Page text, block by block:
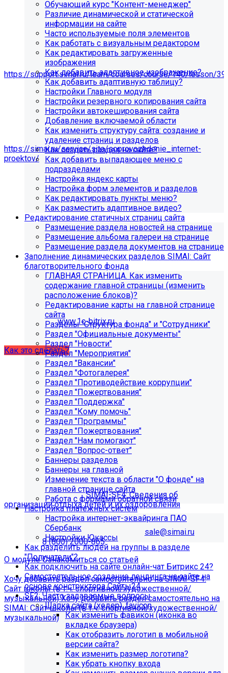
Мы подготовили чек-лист администратора сайта:
https://support.simai.ru/learn/courses/course/140/lesson/
Рекомендуем придерживаться регламента выполнения
этих работ — это помогает поддерживать сайт в
стабильном и безопасном состоянии.
Если у вас нет технических специалистов, вы можете
передать сайт на техническую поддержку нам:
https://simai.ru/service/site/soprovozhdenie_internet-
proektov/
Это выгодно, потому что вы получаете команду
экспертов вместо одного сотрудника: мы берём на себя
регулярные обновления и контроль работоспособности,
быстрее реагируем на сбои, снижаем риски простоев и
уязвимостей, а вам не нужно тратить время и бюджет на
поиск, обучение и удержание специалистов.
Проверьте адрес сервера
обновлений!
Из-за неправильного адреса обновлений может
некорректно отображаться срок действия лицензии.
Убедитесь, что в настройках «Главного модуля»
указан адрес:www.1c-bitrix.ru.
Затем запустите обновление через «Систему
обновлений».
Как это сделать?
Как добавить раздел "Сведения об
организации отдыха детей и их
оздоровления"?
Приобретите модульSIMAI-SF4: Сведения об
организации отдыха детей и их оздоровления
Для приобретения модуля необходимо обратиться в
отдел продаж по электронной почте sale@simai.ru
телефону 8 (800) 2000-865
О модулеОзнакомиться со статьей
Хочу добавить раздел самостоятельно на SIMAI-SF4:
Сайт школы (в т.ч. спортивной/художественной/
музыкальной)Хочу добавить раздел самостоятельно на
SIMAI: Сайт школы (в т.ч. спортивной/художественной/
музыкальной)
Информация по появлению ошибки
[MP_LICENSE_VIOLATION] В вашу лицензию не входит
модуль SIMAI-SF4: Сведения об образовательной
Обучающий курс "Контент-менеджер"
Различие динамической и статической
информации на сайте
Часто используемые поля элементов
Как работать с визуальным редактором
Как редактировать загруженные
изображения
Как добавить адаптивное изображение?
Как добавить адаптивную таблицу?
Настройки Главного модуля
Настройки резервного копирования сайта
Настройки автокеширования сайта
Добавление включаемой области
Как изменить структуру сайта: создание и
удаление страниц и разделов
Как создать раздел на сайте?
Как добавить выпадающее меню с
подразделами
Настройка яндекс карты
Настройка форм элементов и разделов
Как редактировать пункты меню?
Как разместить адаптивное видео?
Редактирование статичных страниц сайта
Размещение раздела новостей на странице
Размещение альбома галереи на странице
Размещение раздела документов на странице
Заполнение динамических разделов SIMAI: Сайт
благотворительного фонда
ГЛАВНАЯ СТРАНИЦА. Как изменить
содержание главной страницы (изменить
расположение блоков)?
Редактирование карты на главной странице
сайта
Разделы "Структура фонда" и "Сотрудники"
Раздел "Официальные документы"
Раздел "Новости"
Раздел "Мероприятия"
Раздел "Вакансии"
Раздел "Фотогалерея"
Раздел "Противодействие коррупции"
Раздел "Пожертвования"
Раздел "Поддержка"
Раздел "Кому помочь"
Раздел "Программы"
Раздел "Пожертвования"
Раздел "Нам помогают"
Раздел "Вопрос-ответ"
Баннеры разделов
Баннеры на главной
Изменение текста в области "О фонде" на
главной странице сайта
Работа с формами обратной связи
Настройка платёжных систем
Настройка интернет-эквайринга ПАО
Сбербанк
Настройки Юкассы
Как разделить людей на группы в разделе
"Получатели"?
Как подключить на сайте онлайн-чат Битрикс 24?
Самостоятельное создание лендинга на сайте на
основе конструктора Сайты24
SF2: Часто задаваемые вопросы
Шапка сайта (хедер), favicon
Как изменить фавикон (иконка во
вкладке браузера)
Как отобразить логотип в мобильной
версии сайта?
Как изменить размер логотипа?
Как убрать кнопку входа